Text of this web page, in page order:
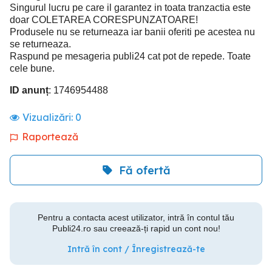
Singurul lucru pe care il garantez in toata tranzactia este
doar COLETAREA CORESPUNZATOARE!
Produsele nu se returneaza iar banii oferiti pe acestea nu
se returneaza.
Raspund pe mesageria publi24 cat pot de repede. Toate
cele bune.
ID anunț: 1746954488
Vizualizări: 0
Raportează
Fă ofertă
Pentru a contacta acest utilizator, intră în contul tău
Publi24.ro sau creează-ți rapid un cont nou!
Intră în cont / Înregistrează-te